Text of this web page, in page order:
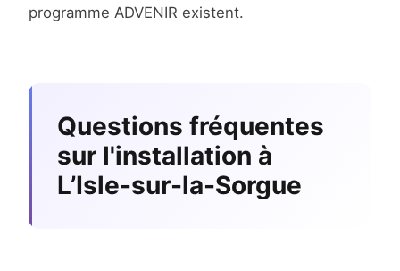
programme ADVENIR existent.
Questions fréquentes
sur l'installation à
L’Isle-sur-la-Sorgue